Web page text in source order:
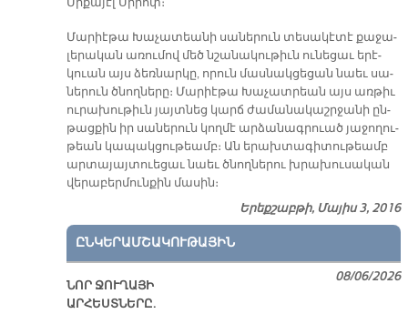
Մա­րիէ­թա Խա­չա­տեա­նի սա­նե­րուն տե­սա­կէ­տէ քա­ջա­
լե­րա­կան ա­ռու­մով մեծ նշա­նա­կու­թիւն ու­նե­ցաւ ե­րէ­
կուան այս ձեռ­նար­կը, ո­րուն մաս­նակ­ցե­ցան նաեւ սա­
նե­րուն ծնող­նե­րը։ Մա­րիէ­թա Խա­չատ­րեան այս առ­թիւ
ու­րա­խու­թիւն յայտ­նեց կարճ ժա­մա­նա­կաշր­ջա­նի ըն­
թաց­քին իր սա­նե­րուն կող­մէ ար­ձա­նագ­րուած յա­ջո­ղու­
թեան կա­պակ­ցու­թեամբ։ Ան ե­րախ­տա­գի­տու­թեամբ
ար­տա­յայ­տուե­ցաւ նաեւ ծնող­նե­րու խրա­խու­սա­կան
վե­րա­բեր­մուն­քին մա­սին։
Երեքշաբթի, Մայիս 3, 2016
ԸՆԿԵՐԱՄՇԱԿՈՒԹԱՅԻՆ
ՆՈՐ ՋՈՒՂԱՅԻ
ԱՐՀԵՍՏՆԵՐԸ.
08/06/2026